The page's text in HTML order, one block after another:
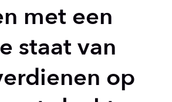
met een
staat van
op